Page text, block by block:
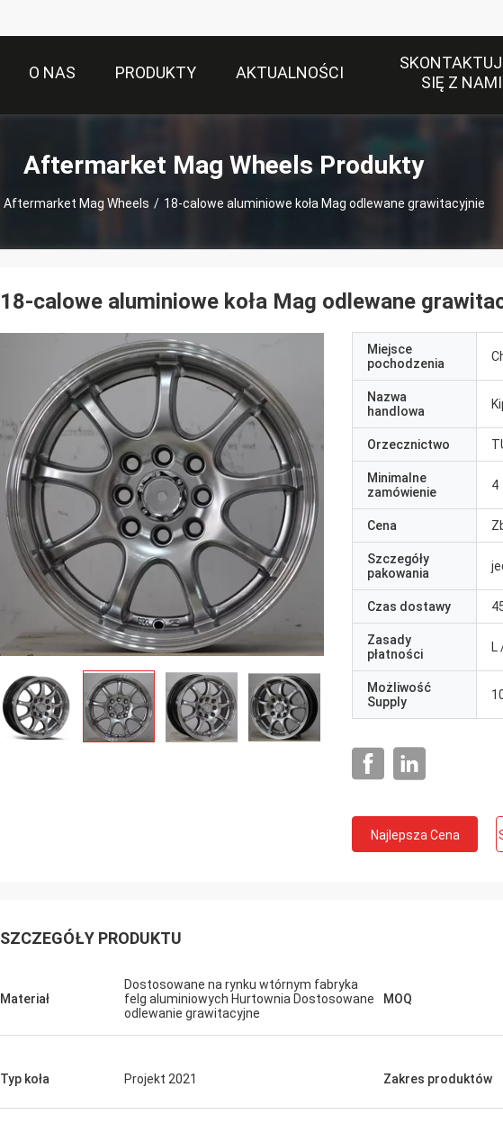
O NAS PRODUKTY AKTUALNOŚCI
SKONTAKTUJ
SIĘ Z NAMI
Aftermarket Mag Wheels Produkty
Aftermarket Mag Wheels / 18-calowe aluminiowe koła Mag odlewane grawitacyjnie
18-calowe aluminiowe koła Mag odlewane
Miejsce
pochodzenia
Nazwa
handlowa
Orzecznictwo
Minimalne
zamówienie
4
Cena
Szczegóły
pakowania
Czas dostawy
Zasady
płatności
L
Możliwość
Supply
Najlepsza Cena
SZCZEGÓŁY PRODUKTU
Materiał
Dostosowane na rynku wtórnym fabryka
felg aluminiowych Hurtownia Dostosowane
odlewanie grawitacyjne
MOQ
Typ koła Projekt 2021 Zakres produktów